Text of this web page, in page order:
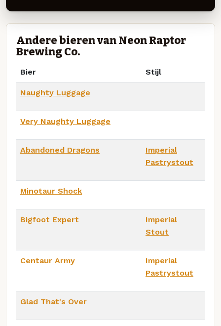
Andere bieren van Neon Raptor
Brewing Co.
Bier Stijl
Naughty Luggage
Very Naughty Luggage
Abandoned Dragons
Imperial
Pastrystout
Minotaur Shock
Bigfoot Expert
Imperial
Stout
Centaur Army
Imperial
Pastrystout
Glad That's Over